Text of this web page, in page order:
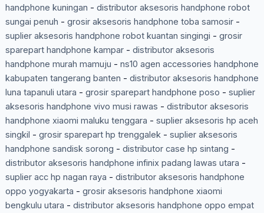
handphone kuningan - distributor aksesoris handphone robot
sungai penuh - grosir aksesoris handphone toba samosir-
suplier aksesoris handphone robot kuantan singingi - grosir
sparepart handphone kampar- distributor aksesoris
handphone murah mamuju - ns10 agen accessories handphone
kabupaten tangerang banten - distributor aksesoris handphone
luna tapanuli utara - grosir sparepart handphone poso - suplier
aksesoris handphone vivo musi rawas - distributor aksesoris
handphone xiaomi maluku tenggara - suplier aksesoris hp aceh
singkil - grosir sparepart hp trenggalek- suplier aksesoris
handphone sandisk sorong - distributor case hp sintang -
distributor aksesoris handphone infinix padang lawas utara -
suplier acc hp nagan raya - distributor aksesoris handphone
oppo yogyakarta - grosir aksesoris handphone xiaomi
bengkulu utara - distributor aksesoris handphone oppo empat